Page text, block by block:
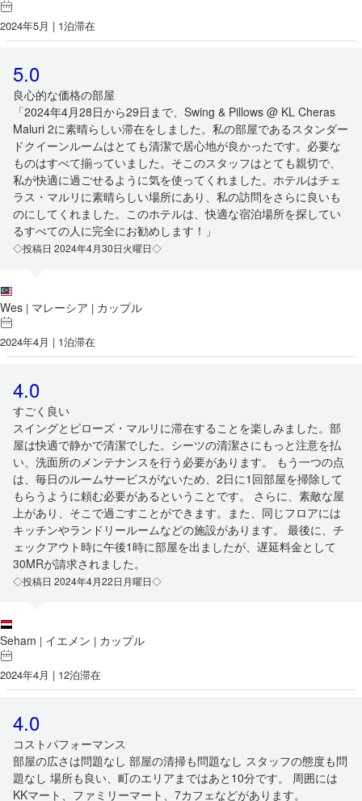
2024年5月 | 1泊滞在
5.0
良心的な価格の部屋
「2024年4月28日から29日まで、Swing & Pillows @ KL Cheras
Maluri 2に素晴らしい滞在をしました。私の部屋であるスタンダー
ドクイーンルームはとても清潔で居心地が良かったです。必要な
ものはすべて揃っていました。そこのスタッフはとても親切で、
私が快適に過ごせるように気を使ってくれました。ホテルはチェ
ラス・マルリに素晴らしい場所にあり、私の訪問をさらに良いも
のにしてくれました。このホテルは、快適な宿泊場所を探してい
るすべての人に完全にお勧めします！」
◇投稿日 2024年4月30日火曜日◇
Wes | マレーシア | カップル
2024年4月 | 1泊滞在
4.0
すごく良い
スイングとピローズ・マルリに滞在することを楽しみました。部
屋は快適で静かで清潔でした。シーツの清潔さにもっと注意を払
い、洗面所のメンテナンスを行う必要があります。 もう一つの点
は、毎日のルームサービスがないため、2日に1回部屋を掃除して
もらうように頼む必要があるということです。 さらに、素敵な屋
上があり、そこで過ごすことができます。また、同じフロアには
キッチンやランドリールームなどの施設があります。 最後に、チ
ェックアウト時に午後1時に部屋を出ましたが、遅延料金として
30MRが請求されました。
◇投稿日 2024年4月22日月曜日◇
Seham | イエメン | カップル
2024年4月 | 12泊滞在
4.0
コストパフォーマンス
部屋の広さは問題なし 部屋の清掃も問題なし スタッフの態度も問
題なし 場所も良い、町のエリアまではあと10分です。 周囲には
KKマート、ファミリーマート、7カフェなどがあります。